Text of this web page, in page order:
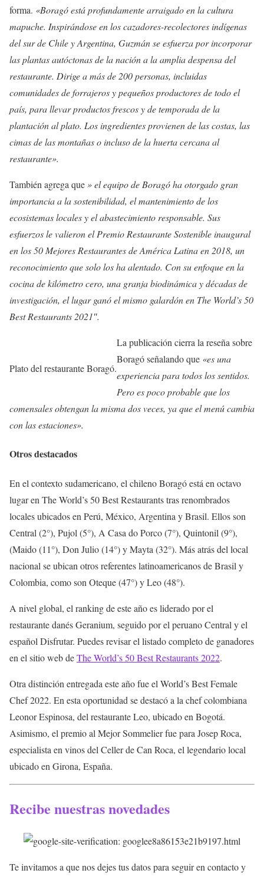
forma. «Boragó está profundamente arraigado en la cultura
mapuche. Inspirándose en los cazadores-recolectores indígenas
del sur de Chile y Argentina, Guzmán se esfuerza por incorporar
las plantas autóctonas de la nación a la amplia despensa del
restaurante. Dirige a más de 200 personas, incluidas
comunidades de forrajeros y pequeños productores de todo el
país, para llevar productos frescos y de temporada de la
plantación al plato. Los ingredientes provienen de las costas, las
cimas de las montañas o incluso de la huerta cercana al
restaurante».
También agrega que» el equipo de Boragó ha otorgado gran
importancia a la sostenibilidad, el mantenimiento de los
ecosistemas locales y el abastecimiento responsable. Sus
esfuerzos le valieron el Premio Restaurante Sostenible inaugural
en los 50 Mejores Restaurantes de América Latina en 2018, un
reconocimiento que solo los ha alentado. Con su enfoque en la
cocina de kilómetro cero, una granja biodinámica y décadas de
investigación, el lugar ganó el mismo galardón en The World’s 50
Best Restaurants 2021″.
Plato del restaurante Boragó.
La publicación cierra la reseña sobre
Boragó señalando que «es una
experiencia para todos los sentidos.
Pero es poco probable que los
comensales obtengan la misma dos veces, ya que el menú cambia
con las estaciones».
Otros destacados
En el contexto sudamericano, el chileno Boragó está en octavo
lugar en The World’s 50 Best Restaurants tras renombrados
locales ubicados en Perú, México, Argentina y Brasil. Ellos son
Central (2°), Pujol (5°), A Casa do Porco (7°), Quintonil (9°),
(Maido (11°), Don Julio (14°) y Mayta (32°). Más atrás del local
nacional se ubican otros referentes latinoamericanos de Brasil y
Colombia, como son Oteque (47°) y Leo (48°).
A nivel global, el ranking de este año es liderado por el
restaurante danés Geranium, seguido por el peruano Central y el
español Disfrutar. Puedes revisar el listado completo de ganadores
en el sitio web deThe World’s 50 Best Restaurants 2022.
Otra distinción entregada este año fue el World’s Best Female
Chef 2022. En esta oportunidad se destacó a la chef colombiana
Leonor Espinosa, del restaurante Leo, ubicado en Bogotá.
Asimismo, el premio al Mejor Sommelier fue para Josep Roca,
especialista en vinos del Celler de Can Roca, el legendario local
ubicado en Girona, España.
Recibe nuestras novedades
Te invitamos a que nos dejes tus datos para seguir en contacto y